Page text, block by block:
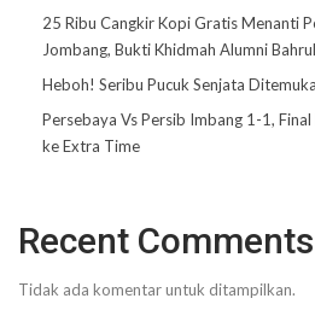
25 Ribu Cangkir Kopi Gratis Menanti
Jombang, Bukti Khidmah Alumni
Heboh! Seribu Pucuk Senjata
Persebaya Vs Persib Imbang 1-1,
ke Extra Time
Recent Comments
Tidak ada komentar untuk ditampilkan.